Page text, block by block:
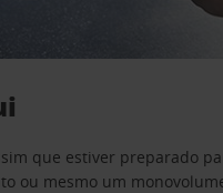
que estiver preparado
ou mesmo um